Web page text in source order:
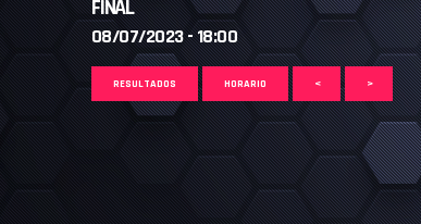
FINAL
08/07/2023 - 18:00
RESULTADOS HORARIO < >